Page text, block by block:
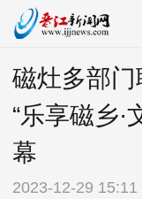
磁灶多部
“乐享磁乡·
幕
2023-12-29